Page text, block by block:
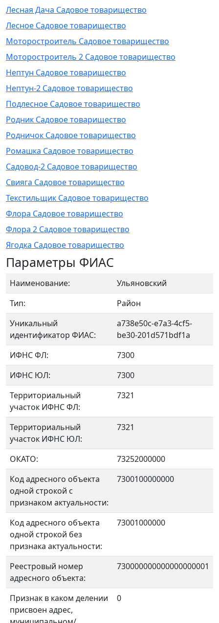
Лесная Дача Садовое товарищество
Лесное Садовое товарищество
Моторостроитель Садовое товарищество
Моторостроитель 2 Садовое товарищество
Нептун Садовое товарищество
Нептун-2 Садовое товарищество
Подлесное Садовое товарищество
Родник Садовое товарищество
Родничок Садовое товарищество
Ромашка Садовое товарищество
Садовод-2 Садовое товарищество
Свияга Садовое товарищество
Текстильщик Садовое товарищество
Флора Садовое товарищество
Флора 2 Садовое товарищество
Ягодка Садовое товарищество
Параметры ФИАС
Наименование:
Ульяновский
Тип:
Район
Уникальный
идентификатор ФИАС:
a738e50c-e7a3-4cf5-
be30-201d571bdf1a
ИФНС ФЛ:
7300
ИФНС ЮЛ:
7300
Территориальный
участок ИФНС ФЛ:
7321
Территориальный
участок ИФНС ЮЛ:
7321
ОКАТО:
73252000000
Код адресного объекта
одной строкой с
признаком актуальности:
7300100000000
Код адресного объекта
одной строкой без
признака актуальности:
73001000000
Реестровый номер
адресного объекта:
730000000000000000001
Признак в каком делении
присвоен адрес,
0